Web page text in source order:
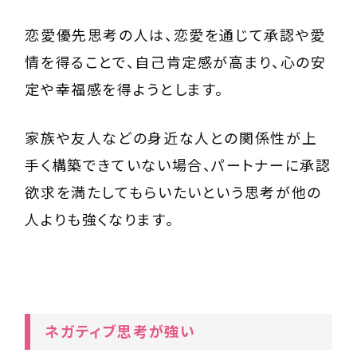
恋愛優先思考の人は、恋愛を通じて承認や愛
情を得ることで、自己肯定感が高まり、心の安
定や幸福感を得ようとします。
家族や友人などの身近な人との関係性が上
手く構築できていない場合、パートナーに承認
欲求を満たしてもらいたいという思考が他の
人よりも強くなります。
ネガティブ思考が強い